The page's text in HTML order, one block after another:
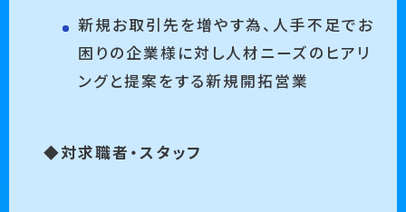
新規お取引先を増やす為、人手不足でお
困りの企業様に対し人材ニーズのヒアリ
ングと提案をする新規開拓営業
◆対求職者・スタッフ